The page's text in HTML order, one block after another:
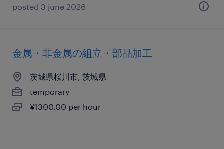
posted 3 june 2026
金属・非金属の組立・部品加工
茨城県桜川市, 茨城県
temporary
¥1300.00 per hour